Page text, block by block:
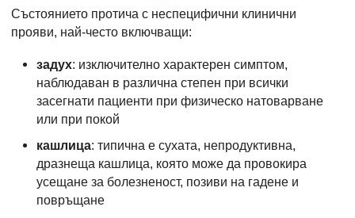
Състоянието протича с неспецифични клинични
прояви, най-често включващи:
задух: изключително характерен симптом,
наблюдаван в различна степен при всички
засегнати пациенти при физическо натоварване
или при покой
кашлица: типична е сухата, непродуктивна,
дразнеща кашлица, която може да провокира
усещане за болезненост, позиви на гадене и
повръщане